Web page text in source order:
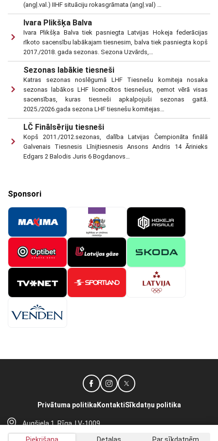
(angļ.val.) IIHF situāciju rokasgrāmata (angļ.val) …
Ivara Plikšķa Balva
Ivara Plikšķa Balva tiek pasniegta Latvijas Hokeja federācijas
rīkoto sacensību labākajam tiesnesim, balva tiek pasniegta kopš
2017./2018. gada sezonas. Sezona Uzvārds,…
Sezonas labākie tiesneši
Katras sezonas noslēgumā LHF Tiesnešu komiteja nosaka
sezonas labākos LHF licencētos tiesnešus, ņemot vērā visas
sacensības, kuras tiesneši apkalpojuši sezonas gaitā.
2025./2026.gada sezona LHF tiesnešu komitejas…
LČ Finālsēriju tiesneši
Kopš 2011./2012.sezonas, dalība Latvijas Čempionāta finālā
Galvenais Tiesnesis Līnijtiesnesis Ansons Andris 14 Ārinieks
Edgars 2 Balodis Juris 6 Bogdanovs…
Sponsori
Augšiela 1, Rīga, LV-1009
lhf@lhf.lv
Privātuma politika KontaktiSīkdatņu politika